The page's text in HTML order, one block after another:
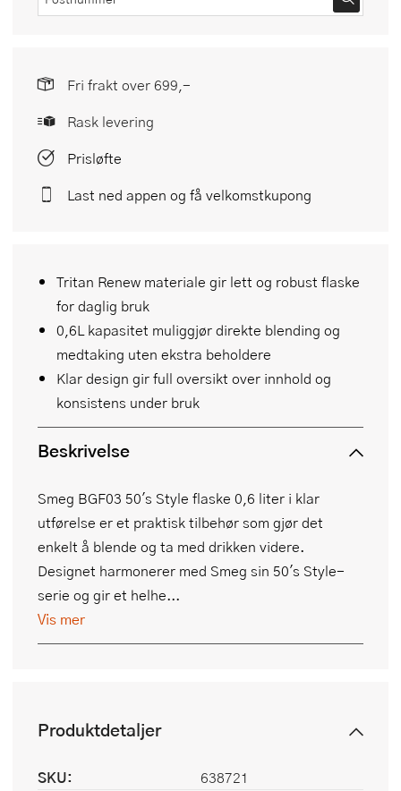
Tritan Renew materiale gir lett og robust flaske
for daglig bruk
0,6L kapasitet muliggjør direkte blending og
medtaking uten ekstra beholdere
Klar design gir full oversikt over innhold og
konsistens under bruk
Beskrivelse
Smeg BGF03 50's Style flaske 0,6 liter i klar
utførelse er et praktisk tilbehør som gjør det
enkelt å blende og ta med drikken videre.
Designet harmonerer med Smeg sin 50's Style-
serie og gir et helhe...
Vis mer
Fri frakt over 699,-
Rask levering
Prisløfte
Last ned appen og få velkomstkupong
Produktdetaljer
SKU: 638721